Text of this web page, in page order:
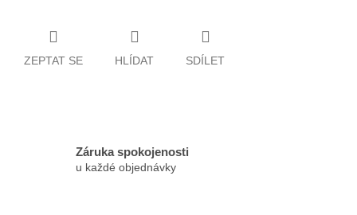
ZEPTAT SE HLÍDAT SDÍLET
Záruka spokojenosti
u každé objednávky